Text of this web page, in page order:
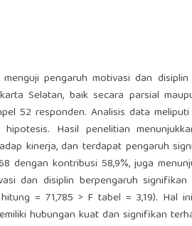
pengaruh motivasi dan
Selatan, baik secara parsial
52 responden. Analisis data
Hasil penelitian
kinerja, dan terdapat pengaruh
dengan kontribusi 58,9%, juga
dan disiplin berpengaruh
= 71,785 > F tabel = 3,19). Hal
hubungan kuat dan signifikan